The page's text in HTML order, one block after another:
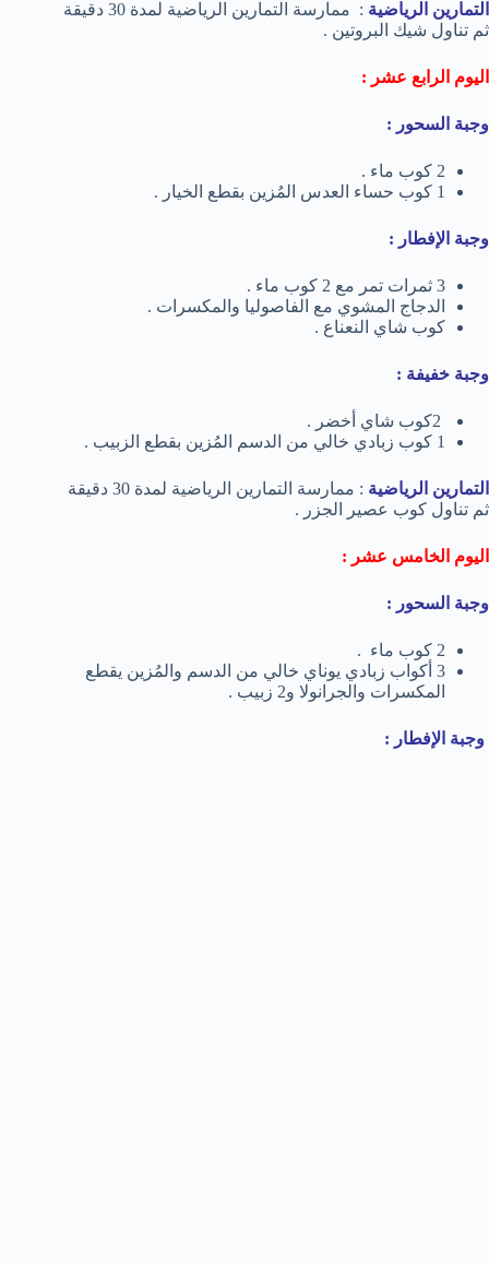
التمارين الرياضية
: ممارسة التمارين الرياضية لمدة 30 دقيقة
ثم تناول شيك البروتين .
اليوم الرابع عشر :
وجبة السحور :
2 كوب ماء .
1 كوب حساء العدس المُزين بقطع الخيار .
وجبة الإفطار :
3 ثمرات تمر مع 2 كوب ماء .
الدجاج المشوي مع الفاصوليا والمكسرات .
كوب شاي النعناع .
وجبة خفيفة :
1 كوب زبادي خالي من الدسم المُزين بقطع الزبيب .
التمارين الرياضية
: ممارسة التمارين الرياضية لمدة 30 دقيقة
ثم تناول كوب عصير الجزر .
اليوم الخامس عشر :
وجبة السحور :
2 كوب ماء .
3 أكواب زبادي يوناي خالي من الدسم والمُزين يقطع
المكسرات والجرانولا و2 زبيب .
وجبة الإفطار :